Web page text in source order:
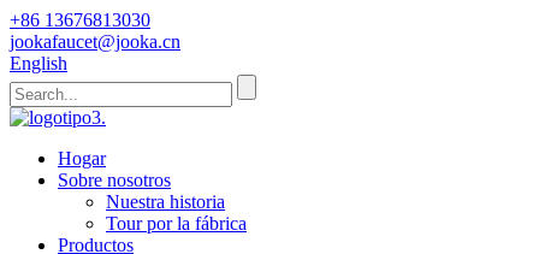
+86 13676813030
jookafaucet@jooka.cn
English
Hogar
Sobre nosotros
Nuestra historia
Tour por la fábrica
Productos